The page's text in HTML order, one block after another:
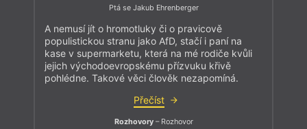
Ptá se Jakub Ehrenberger
A nemusí jít o hromotluky či o pravicově
populistickou stranu jako AfD, stačí i paní na
kase v supermarketu, která na mé rodiče kvůli
jejich východoevropskému přízvuku křivě
pohlédne. Takové věci člověk nezapomíná.
Přečíst
Rozhovory– Rozhovor